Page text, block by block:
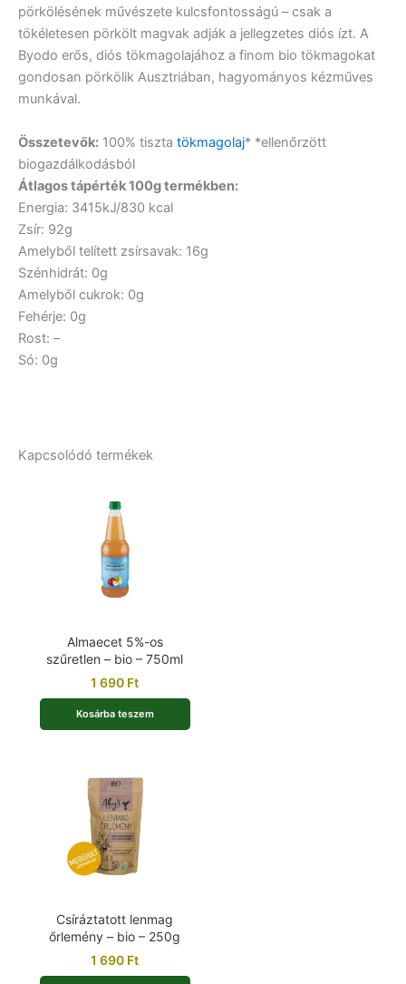
pörkölésének művészete kulcsfontosságú – csak a
tökéletesen pörkölt magvak adják a jellegzetes diós ízt. A
Byodo erős, diós tökmagolajához a finom bio tökmagokat
gondosan pörkölik Ausztriában, hagyományos kézműves
munkával.
Összetevők: 100% tiszta tökmagolaj* *ellenőrzött
biogazdálkodásból
Átlagos tápérték 100g termékben:
Energia: 3415kJ/830 kcal
Zsír: 92g
Amelyből telített zsírsavak: 16g
Szénhidrát: 0g
Amelyből cukrok: 0g
Fehérje: 0g
Rost: –
Só: 0g
Kapcsolódó termékek
Almaecet 5%-os
szűretlen – bio – 750ml
1 690 Ft
Kosárba teszem
Csíráztatott lenmag
őrlemény – bio – 250g
1 690 Ft